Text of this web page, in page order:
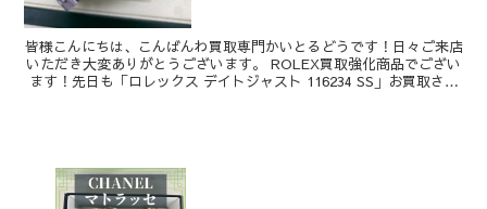
皆様こんにちは、こんばんわ買取専門かいとるどうです！日々ご来店
いただき大変ありがとうございます。 ROLEX買取強化商品でござい
ます！先日も「ロレックス デイトジャスト 116234 SS」お買取させ